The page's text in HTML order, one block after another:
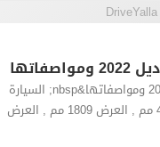
أسعار إم جي ZS موديل 2022 ومواصفاتها&nbsp; السيارة
من حيث الأبعاد الطول 4314 مم , العرض 1809 مم , العرض